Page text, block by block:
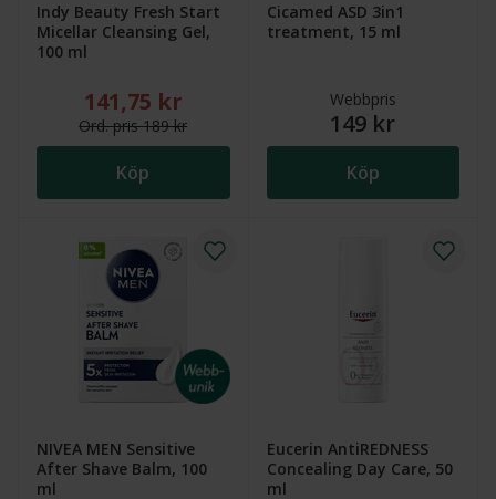
Indy Beauty Fresh Start
Micellar Cleansing Gel,
100 ml
Nytt reducerat pris: 141,75 kr. Ordinarie pris
141,75 kr
Ord.pris189 kr
Köp
Cicamed ASD 3in1
treatment, 15 ml
Webbpris
149 kr
Köp
NIVEA MEN Sensitive
After Shave Balm, 100
ml
Eucerin AntiREDNESS
Concealing Day Care, 50
ml